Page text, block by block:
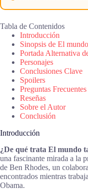
Tabla de Contenidos
Introducción
Sinopsis de El
Portada Alternativa
Personajes
Conclusiones Clave
Spoilers
Preguntas
Reseñas
Sobre el Autor
Conclusión
Introducción
¿De qué trata El mundo
una fascinante mirada a la
de Ben Rhodes, un
encontrados mientras
Obama.